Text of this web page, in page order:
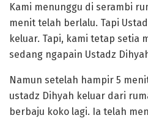
Kami menunggu di serambi
menit telah berlalu. Tapi
keluar. Tapi, kami tetap setia
sedang ngapain Ustadz
Namun setelah hampir 5
ustadz Dihyah keluar dari
berbaju koko lagi. Ia telah